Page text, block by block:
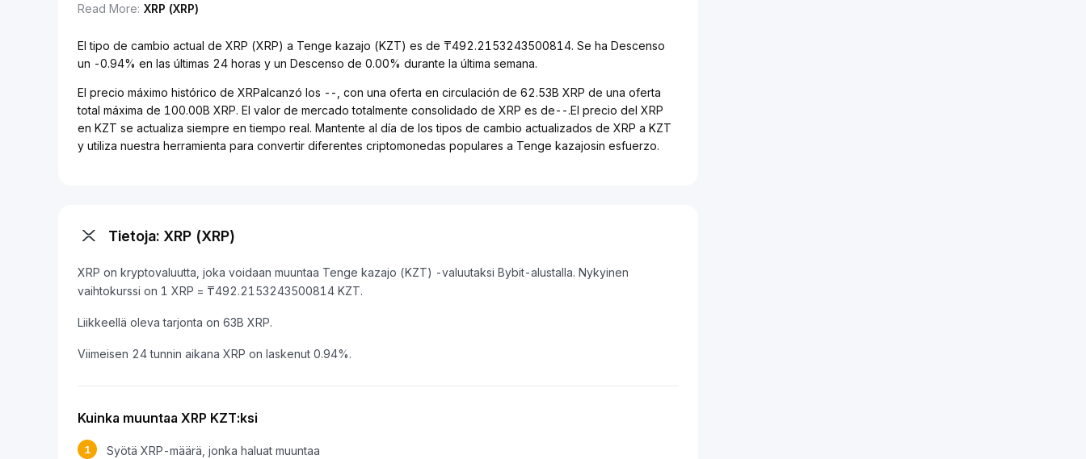
Read More: XRP (XRP)
El tipo de cambio actual de XRP (XRP) a Tenge kazajo (KZT) es de ₸492.2153243500814. Se ha Descenso
un -0.94% en las últimas 24 horas y un Descenso de 0.00% durante la última semana.
El precio máximo histórico de XRPalcanzó los --, con una oferta en circulación de 62.53B XRP de una oferta
total máxima de 100.00B XRP. El valor de mercado totalmente consolidado de XRP es de--.El precio del XRP
en KZT se actualiza siempre en tiempo real. Mantente al día de los tipos de cambio actualizados de XRP a KZT
y utiliza nuestra herramienta para convertir diferentes criptomonedas populares a Tenge kazajosin esfuerzo.
Tietoja: XRP (XRP)
XRP on kryptovaluutta, joka voidaan muuntaa Tenge kazajo (KZT) -valuutaksi Bybit-alustalla. Nykyinen
vaihtokurssi on 1 XRP = ₸492.2153243500814 KZT.
Liikkeellä oleva tarjonta on 63B XRP.
Viimeisen 24 tunnin aikana XRP on laskenut 0.94%.
Kuinka muuntaa XRP KZT:ksi
1 Syötä XRP-määrä, jonka haluat muuntaa